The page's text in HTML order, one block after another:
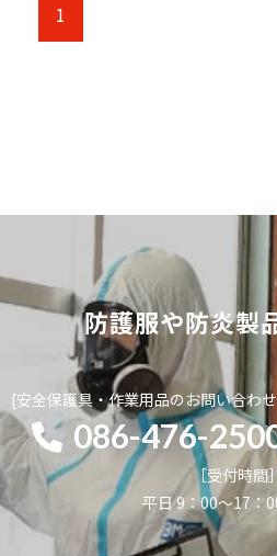
1
防護服や防炎製
[安全保護具・作業用品の お問い合わ
086-476-
［受付時間］
平日 9：00～17：